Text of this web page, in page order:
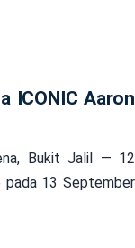
ICONIC Aaron
Bukit Jalil — 12
pada 13 September